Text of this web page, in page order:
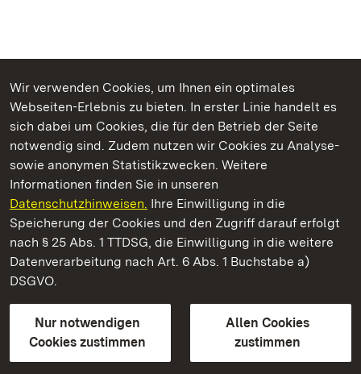
Wir verwenden Cookies, um Ihnen ein optimales
Webseiten-Erlebnis zu bieten. In erster Linie handelt es
sich dabei um Cookies, die für den Betrieb der Seite
notwendig sind. Zudem nutzen wir Cookies zu Analyse-
sowie anonymen Statistikzwecken. Weitere
Informationen finden Sie in unseren
Datenschutzhinweisen. Ihre Einwilligung in die
Speicherung der Cookies und den Zugriff darauf erfolgt
nach § 25 Abs. 1 TTDSG, die Einwilligung in die weitere
Datenverarbeitung nach Art. 6 Abs. 1 Buchstabe a)
DSGVO.
Nur notwendigen
Cookies zustimmen
Allen Cookies
zustimmen
Kommen. Staunen. Genießen.
Residenzschloss Ludwigsburg
Staatliche Schlösser und Gärten Baden-Württemberg
Kontakt
GebärdenspracheLeichte Sprache
Erklärung zur Barrierefreiheit
BITV-konform (geprüfte Seiten)